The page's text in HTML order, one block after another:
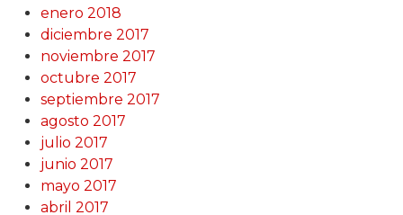
enero 2018
diciembre 2017
noviembre 2017
octubre 2017
septiembre 2017
agosto 2017
julio 2017
junio 2017
mayo 2017
abril 2017